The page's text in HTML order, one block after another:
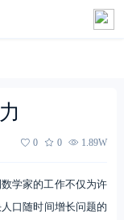
0 0 1.89W
学家的工作不仅为许
口随时间增长问题的